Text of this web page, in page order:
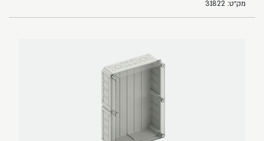
מק״ט: 31822